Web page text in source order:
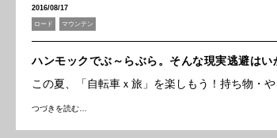
2016/08/17
ロード マウンテン
ハンモックでぶ～らぶら。そんな現実逃避は
この夏、「自転車ｘ旅」を楽しもう！持ち物・
つづきを読む…